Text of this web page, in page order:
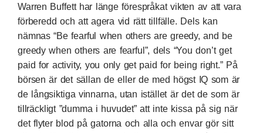
Warren Buffett har länge förespråkat vikten av att vara
förberedd och att agera vid rätt tillfälle. Dels kan
nämnas “Be fearful when others are greedy, and be
greedy when others are fearful”, dels “You don’t get
paid for activity, you only get paid for being right.” På
börsen är det sällan de eller de med högst IQ som är
de långsiktiga vinnarna, utan istället är det de som är
tillräckligt ”dumma i huvudet” att inte kissa på sig när
det flyter blod på gatorna och alla och envar gör sitt